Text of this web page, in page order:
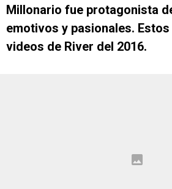
Millonario fue protagonista
emotivos y pasionales.
videos de River del 2016.